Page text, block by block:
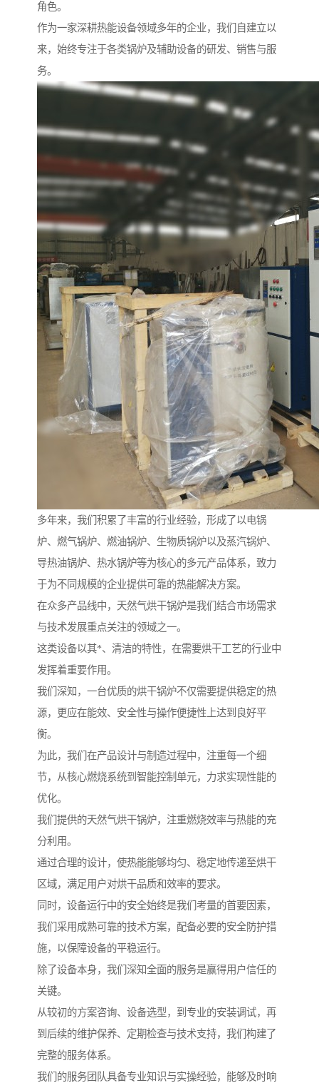
角色。
作为一家深耕热能设备领域多年的企业，我们自建立以
来，始终专注于各类锅炉及辅助设备的研发、销售与服
务。
多年来，我们积累了丰富的行业经验，形成了以电锅
炉、燃气锅炉、燃油锅炉、生物质锅炉以及蒸汽锅炉、
导热油锅炉、热水锅炉等为核心的多元产品体系，致力
于为不同规模的企业提供可靠的热能解决方案。
在众多产品线中，天然气烘干锅炉是我们结合市场需求
与技术发展重点关注的领域之一。
这类设备以其*、清洁的特性，在需要烘干工艺的行业中
发挥着重要作用。
我们深知，一台优质的烘干锅炉不仅需要提供稳定的热
源，更应在能效、安全性与操作便捷性上达到良好平
衡。
为此，我们在产品设计与制造过程中，注重每一个细
节，从核心燃烧系统到智能控制单元，力求实现性能的
优化。
我们提供的天然气烘干锅炉，注重燃烧效率与热能的充
分利用。
通过合理的设计，使热能能够均匀、稳定地传递至烘干
区域，满足用户对烘干品质和效率的要求。
同时，设备运行中的安全始终是我们考量的首要因素，
我们采用成熟可靠的技术方案，配备必要的安全防护措
施，以保障设备的平稳运行。
除了设备本身，我们深知全面的服务是赢得用户信任的
关键。
从较初的方案咨询、设备选型，到专业的安装调试，再
到后续的维护保养、定期检查与技术支持，我们构建了
完整的服务体系。
我们的服务团队具备专业知识与实操经验，能够及时响